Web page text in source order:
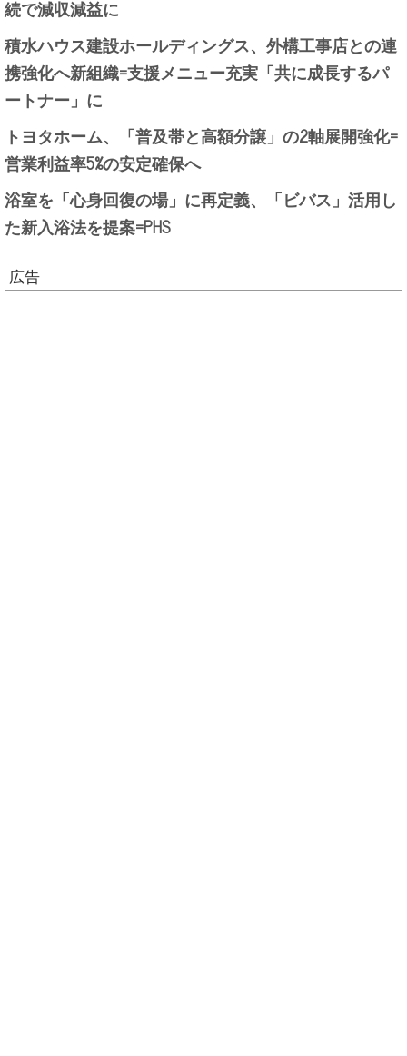
続で減収減益に
積水ハウス建設ホールディングス、外構工事店との連
携強化へ新組織=支援メニュー充実「共に成長するパ
ートナー」に
トヨタホーム、「普及帯と高額分譲」の2軸展開強化=
営業利益率5%の安定確保へ
浴室を「心身回復の場」に再定義、「ビバス」活用し
た新入浴法を提案=PHS
広告